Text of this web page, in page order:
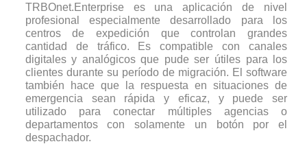
TRBOnet.Enterprise es una aplicación de nivel
profesional especialmente desarrollado para los
centros de expedición que controlan grandes
cantidad de tráfico. Es compatible con canales
digitales y analógicos que pude ser útiles para los
clientes durante su período de migración. El software
también hace que la respuesta en situaciones de
emergencia sean rápida y eficaz, y puede ser
utilizado para conectar múltiples agencias o
departamentos con solamente un botón por el
despachador.